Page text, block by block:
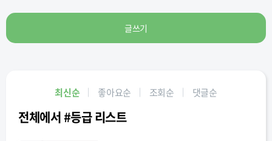
글쓰기
최신순 좋아요순 조회순 댓글순
전체에서 #등급 리스트